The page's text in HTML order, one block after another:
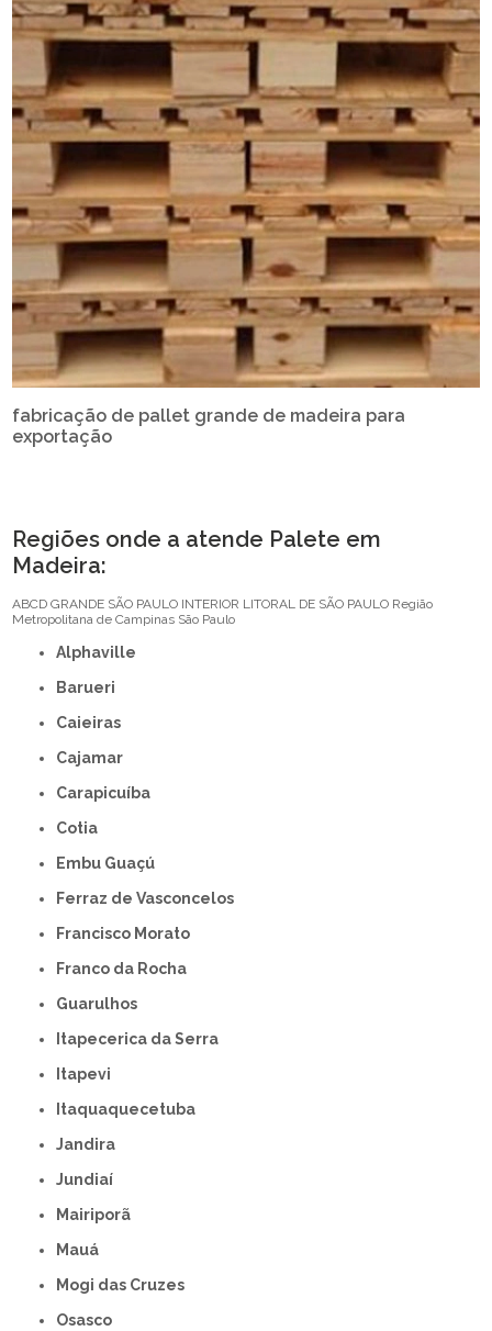
fabricação de pallet grande de madeira para
exportação
Regiões onde a atende Palete em
Madeira:
ABCD GRANDE SÃO PAULO INTERIOR LITORAL DE SÃO PAULO Região
Metropolitana de Campinas São Paulo
Alphaville
Barueri
Caieiras
Cajamar
Carapicuíba
Cotia
Embu Guaçú
Ferraz de Vasconcelos
Francisco Morato
Franco da Rocha
Guarulhos
Itapecerica da Serra
Itapevi
Itaquaquecetuba
Jandira
Jundiaí
Mairiporã
Mauá
Mogi das Cruzes
Osasco